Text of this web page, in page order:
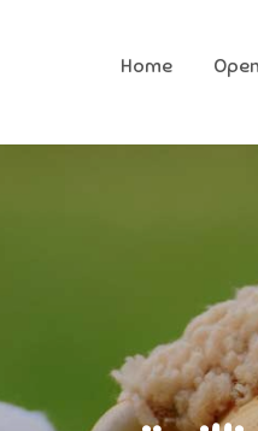
speeltuin van
Home